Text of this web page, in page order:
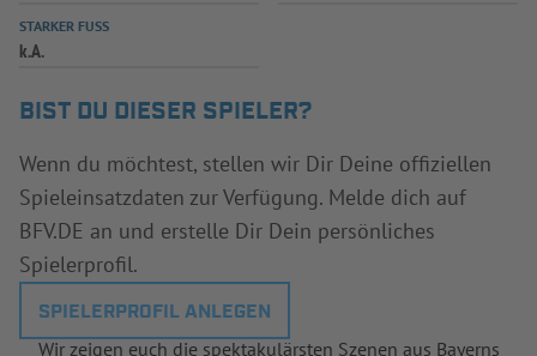
STARKER FUSS
k.A.
BIST DU DIESER SPIELER?
Wenn du möchtest, stellen wir Dir Deine offiziellen
Spieleinsatzdaten zur Verfügung. Melde dich auf
BFV.DE an und erstelle Dir Dein persönliches
Spielerprofil.
SPIELERPROFIL ANLEGEN
Wir zeigen euch die spektakulärsten Szenen aus Bayerns